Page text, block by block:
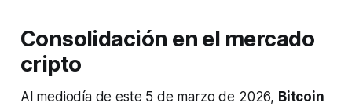
Consolidación en el mercado
cripto
Al mediodía de este 5 de marzo de 2026, Bitcoin